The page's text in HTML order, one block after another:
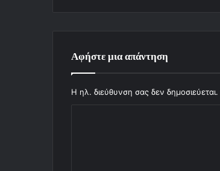
Αφήστε μια απάντηση
Η ηλ. διεύθυνση σας δεν δημοσιεύεται.